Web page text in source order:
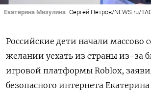
Екатерина Мизулина Сергей Петров/NEWS.ru/
Российские дети начали массово
желании уехать из страны из-за
игровой платформы Roblox,
безопасного интернета